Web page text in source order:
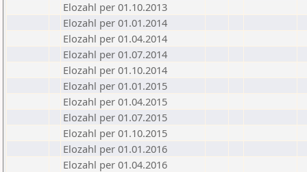
Elozahl per 01.10.2013
Elozahl per 01.01.2014
Elozahl per 01.04.2014
Elozahl per 01.07.2014
Elozahl per 01.10.2014
Elozahl per 01.01.2015
Elozahl per 01.04.2015
Elozahl per 01.07.2015
Elozahl per 01.10.2015
Elozahl per 01.01.2016
Elozahl per 01.04.2016